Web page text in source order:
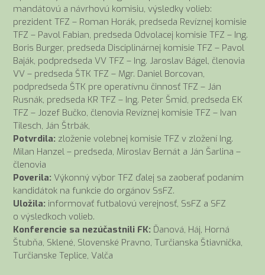
mandátovú a návrhovú komisiu, výsledky volieb:
prezident TFZ – Roman Horák, predseda Revíznej komisie
TFZ – Pavol Fabian, predseda Odvolacej komisie TFZ – Ing.
Boris Burger, predseda Disciplinárnej komisie TFZ – Pavol
Baják, podpredseda VV TFZ – Ing. Jaroslav Bágel, členovia
VV – predseda ŠTK TFZ – Mgr. Daniel Borcovan,
podpredseda ŠTK pre operatívnu činnosť TFZ – Ján
Rusnák, predseda KR TFZ – Ing. Peter Šmid, predseda EK
TFZ – Jozef Bučko, členovia Revíznej komisie TFZ – Ivan
Tilesch, Ján Štrbák,
Potvrdila: zloženie volebnej komisie TFZ v zložení Ing.
Milan Hanzel – predseda, Miroslav Bernát a Ján Šarlina –
členovia
Poverila: Výkonný výbor TFZ ďalej sa zaoberať podaním
kandidátok na funkcie do orgánov SsFZ.
Uložila: informovať futbalovú verejnosť, SsFZ a SFZ
o výsledkoch volieb.
Konferencie sa nezúčastnili FK: Ďanová, Háj, Horná
Štubňa, Sklené, Slovenské Pravno, Turčianska Štiavnička,
Turčianske Teplice, Valča